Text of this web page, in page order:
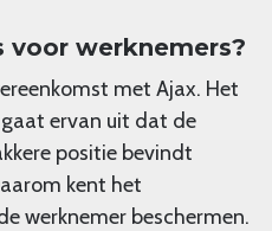
voor werknemers?
met Ajax. Het
ervan uit dat de
positie bevindt
kent het
werknemer beschermen.